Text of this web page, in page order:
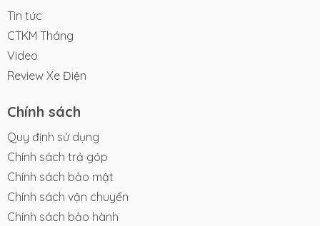
Tin tức
CTKM Tháng
Video
Review Xe Điện
Chính sách
Quy định sử dụng
Chính sách trả góp
Chính sách bảo mật
Chính sách vận chuyển
Chính sách bảo hành